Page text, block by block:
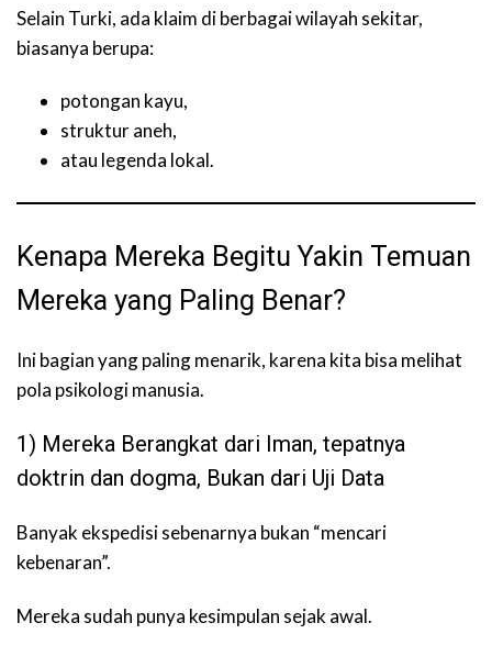
Selain Turki, ada klaim di berbagai wilayah sekitar,
biasanya berupa:
potongan kayu,
struktur aneh,
atau legenda lokal.
Kenapa Mereka Begitu Yakin Temuan
Mereka yang Paling Benar?
Ini bagian yang paling menarik, karena kita bisa melihat
pola psikologi manusia.
1) Mereka Berangkat dari Iman, tepatnya
doktrin dan dogma, Bukan dari Uji Data
Banyak ekspedisi sebenarnya bukan “mencari
kebenaran”.
Mereka sudah punya kesimpulan sejak awal.